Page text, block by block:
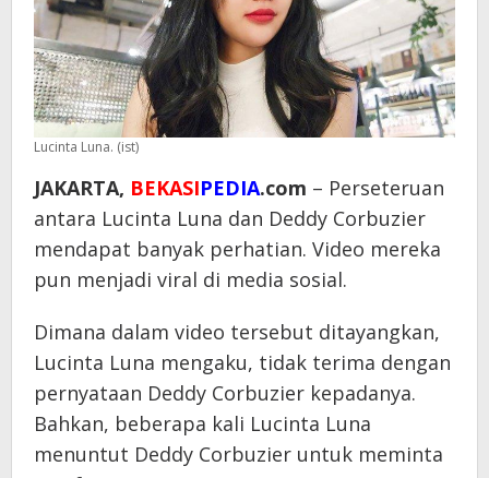
Lucinta Luna. (ist)
JAKARTA, BEKASIPEDIA.com – Perseteruan
antara Lucinta Luna dan Deddy Corbuzier
mendapat banyak perhatian. Video mereka
pun menjadi viral di media sosial.
Dimana dalam video tersebut ditayangkan,
Lucinta Luna mengaku, tidak terima dengan
pernyataan Deddy Corbuzier kepadanya.
Bahkan, beberapa kali Lucinta Luna
menuntut Deddy Corbuzier untuk meminta